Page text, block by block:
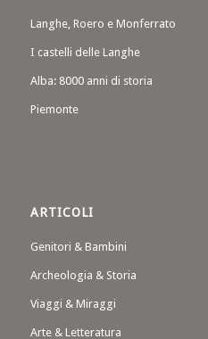
Langhe, Roero e Monferrato
I castelli delle Langhe
Alba: 8000 anni di storia
Piemonte
ARTICOLI
Genitori & Bambini
Archeologia & Storia
Viaggi & Miraggi
Arte & Letteratura